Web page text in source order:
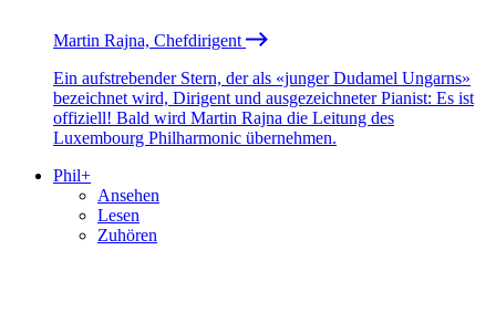
Martin Rajna, Chefdirigent
Ein aufstrebender Stern, der als «junger Dudamel Ungarns»
bezeichnet wird, Dirigent und ausgezeichneter Pianist: Es ist
offiziell! Bald wird Martin Rajna die Leitung des
Luxembourg Philharmonic übernehmen.
Phil+
Ansehen
Lesen
Zuhören